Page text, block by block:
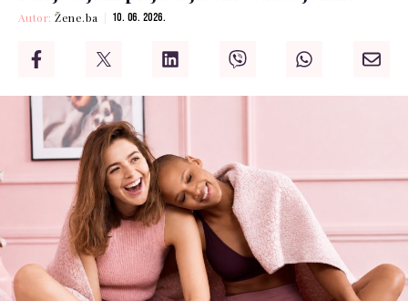
Autor:Žene.ba 10. 06. 2026.